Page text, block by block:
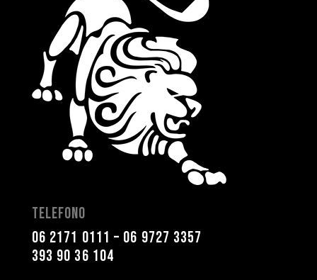
Telefono
06 2171 0111 – 06 9727 3357
393 90 36 104